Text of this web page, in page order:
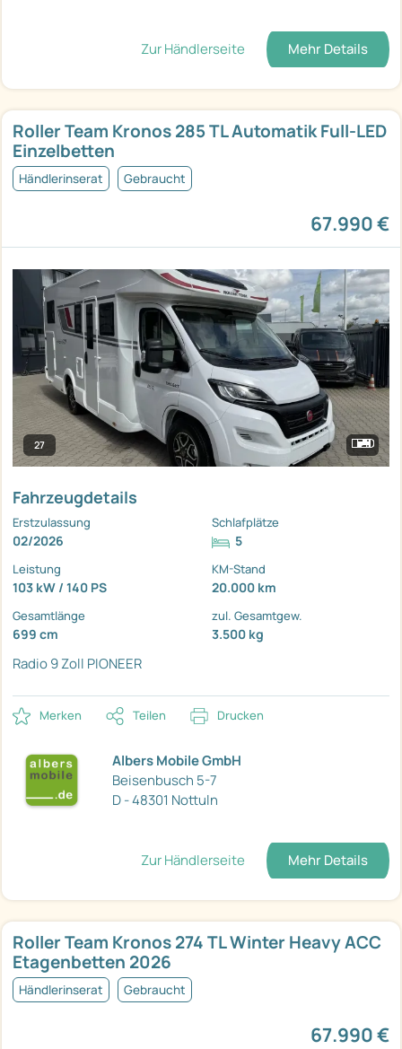
Zur Händlerseite Mehr Details
Roller Team Kronos 285 TL Automatik Full-LED
Einzelbetten
Händlerinserat Gebraucht
67.990 €
27
Fahrzeugdetails
Erstzulassung
02/2026
Schlafplätze
5
Leistung
103 kW / 140 PS
KM-Stand
20.000 km
Gesamtlänge
699 cm
zul. Gesamtgew.
3.500 kg
Radio 9 Zoll PIONEER
Merken Teilen Drucken
Albers Mobile GmbH
Beisenbusch 5-7
D - 48301 Nottuln
Zur Händlerseite Mehr Details
Roller Team Kronos 274 TL Winter Heavy ACC
Etagenbetten 2026
Händlerinserat Gebraucht
67.990 €